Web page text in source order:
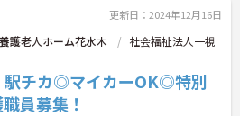
更新日：2024年12月16日
護老人ホーム花水木
社会福祉法人一視
駅チカ◎マイカーOK◎特別
員募集！